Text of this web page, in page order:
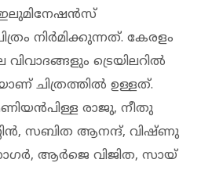
നിർമിക്കുന്നത്. കേരളം
ട്രെയിലറിൽ
ചിത്രത്തിൽ ഉള്ളത്.
രാജു, നീതു
സബിത ആനന്ദ്, വിഷ്ണു
ആർജെ വിജിത, സായ്